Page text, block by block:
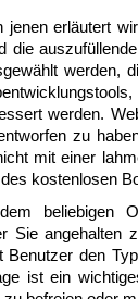
erläutert
werden,
werden.
zu
mit einer
kostenlosen
beliebigen
angehalten
den
ist ein